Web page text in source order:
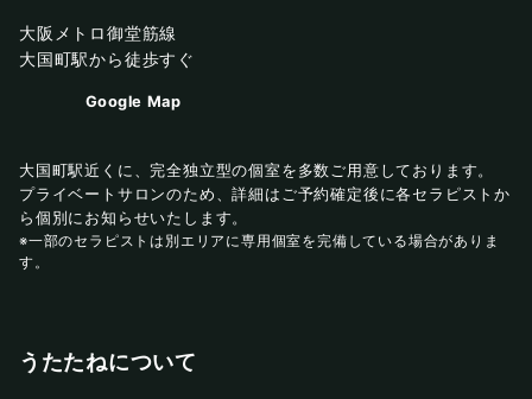
大阪メトロ御堂筋線
大国町駅から徒歩すぐ
Google Map
大国町駅近くに、完全独立型の個室を多数ご用意しております。
プライベートサロンのため、詳細はご予約確定後に各セラピストか
ら個別にお知らせいたします。
※一部のセラピストは別エリアに専用個室を完備している場合がありま
す。
うたたねについて